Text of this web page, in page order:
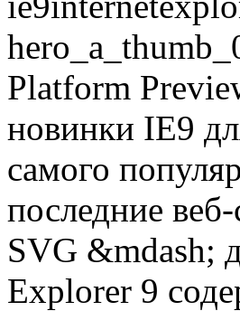
Platform
новинки IE9
самого
последние
SVG &mdash;
Explorer 9